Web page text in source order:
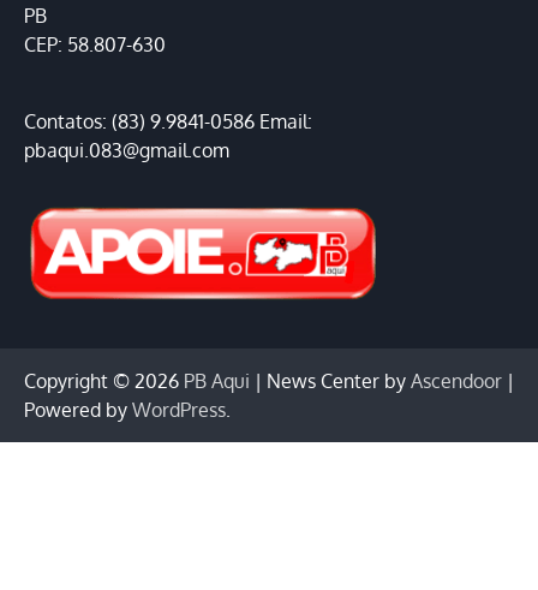
PB
CEP: 58.807-630
Contatos: (83) 9.9841-0586 Email:
pbaqui.083@gmail.com
Copyright © 2026 PB Aqui | News Center by Ascendoor |
Powered by WordPress